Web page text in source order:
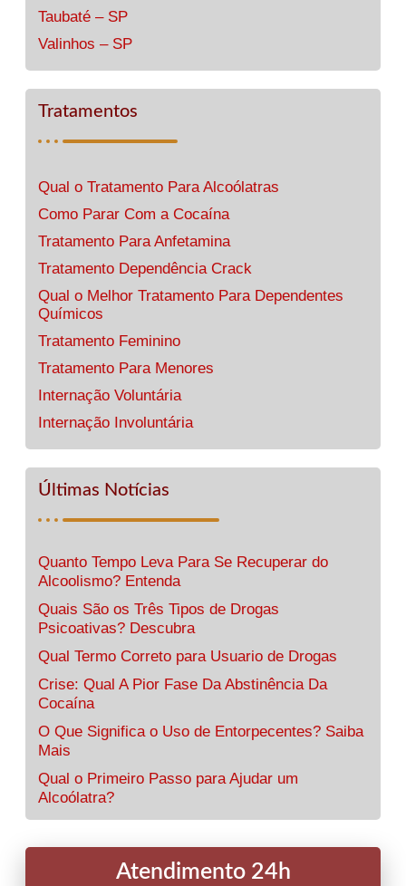
Taubaté – SP
Valinhos – SP
Tratamentos
Qual o Tratamento Para Alcoólatras
Como Parar Com a Cocaína
Tratamento Para Anfetamina
Tratamento Dependência Crack
Qual o Melhor Tratamento Para Dependentes
Químicos
Tratamento Feminino
Tratamento Para Menores
Internação Voluntária
Internação Involuntária
Últimas Notícias
Quanto Tempo Leva Para Se Recuperar do
Alcoolismo? Entenda
Quais São os Três Tipos de Drogas
Psicoativas? Descubra
Qual Termo Correto para Usuario de Drogas
Crise: Qual A Pior Fase Da Abstinência Da
Cocaína
O Que Significa o Uso de Entorpecentes? Saiba
Mais
Qual o Primeiro Passo para Ajudar um
Alcoólatra?
Atendimento 24h